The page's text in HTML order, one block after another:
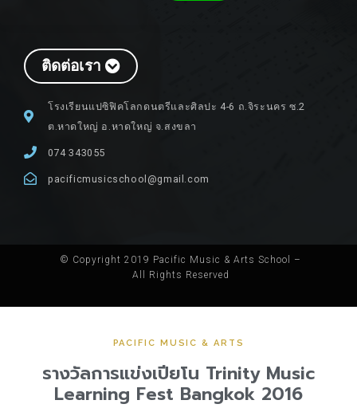
ติดต่อเรา
โรงเรียนแปซิฟิคโลกดนตรีและศิลปะ 4-6 ถ.จิระนคร ซ.2
ต.หาดใหญ่ อ.หาดใหญ่ จ.สงขลา
074 343055
pacificmusicschool@gmail.com
© Copyright 2019 Pacific Music & Arts School –
All Rights Reserved
PACIFIC MUSIC & ARTS
รางวัลการแข่งเปียโน Trinity Music
Learning Fest Bangkok 2016